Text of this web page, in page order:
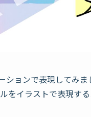
ョンで表現してみま
をイラストで表現す